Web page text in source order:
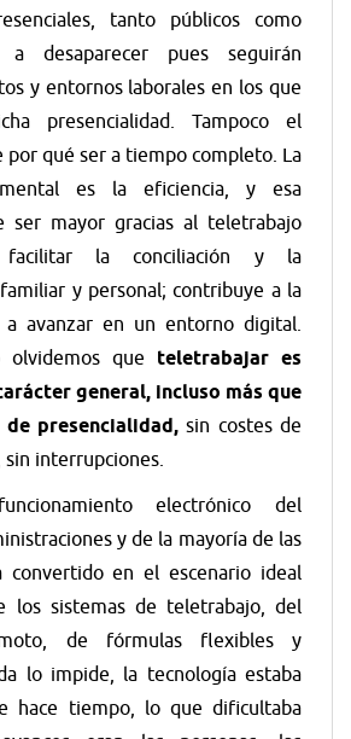
tanto públicos como
a desaparecer pues seguirán
y entornos laborales en los que
presencialidad. Tampoco el
qué ser a tiempo completo. La
es la eficiencia, y esa
ser mayor gracias al teletrabajo
la conciliación y la
y personal; contribuye a la
a avanzar en un entorno digital.
que teletrabajar es
general, incluso más que
presencialidad, sin costes de
interrupciones.
electrónico del
y de la mayoría de las
convertido en el escenario ideal
los sistemas de teletrabajo, del
de fórmulas flexibles y
lo impide, la tecnología estaba
hace tiempo, lo que dificultaba